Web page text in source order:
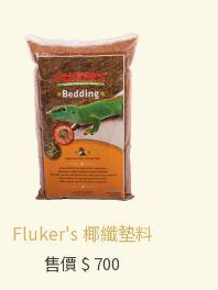
Fluker's 椰纖墊料
售價 $ 700